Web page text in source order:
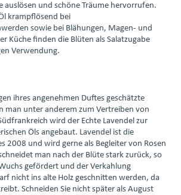
auslösen und schöne Träume hervorrufen.
krampflösend bei
sowie bei Blähungen, Magen- und
Küche finden die Blüten als Salatzugabe
Verwendung.
ihres angenehmen Duftes geschätzte
man unter anderem zum Vertreiben von
wird der Echte Lavendel zur
Öls angebaut. Lavendel ist die
2008 und wird gerne als Begleiter von Rosen
man nach der Blüte stark zurück, so
gefördert und der Verkahlung
nicht ins alte Holz geschnitten werden, da
Schneiden Sie nicht später als August